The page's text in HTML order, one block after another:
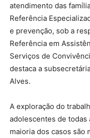
atendimento das
Referência
e prevenção, sob a
Referência em
Serviços de
destaca a
Alves.
A exploração do
adolescentes de todas
maioria dos casos são